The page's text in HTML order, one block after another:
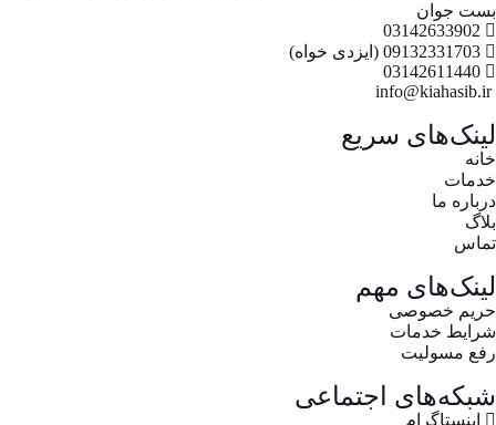
بست جوان
03142633902
09132331703 (ایزدی خواه)
03142611440
info@kiahasib.ir
لینک‌های سریع
خانه
خدمات
درباره ما
بلاگ
تماس
لینک‌های مهم
حریم خصوصی
شرایط خدمات
رفع مسولیت
شبکه‌های اجتماعی
اینستاگرام